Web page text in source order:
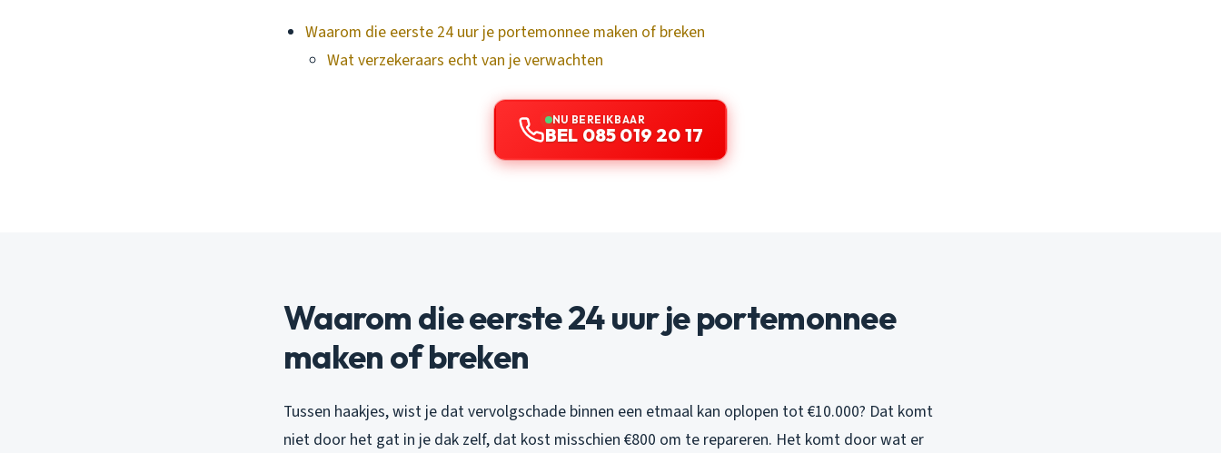
Waarom die eerste 24 uur je portemonnee maken of breken
Wat verzekeraars echt van je verwachten
NU BEREIKBAAR
BEL 085 019 20 17
Waarom die eerste 24 uur je portemonnee
maken of breken
Tussen haakjes, wist je dat vervolgschade binnen een etmaal kan oplopen tot €10.000? Dat komt
niet door het gat in je dak zelf, dat kost misschien €800 om te repareren. Het komt door wat er